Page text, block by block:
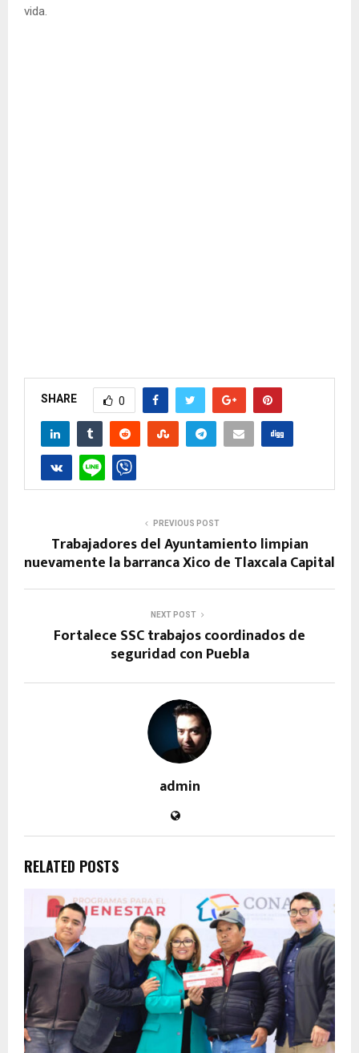
vida.
SHARE 0
PREVIOUS POST
Trabajadores del Ayuntamiento limpian
nuevamente la barranca Xico de Tlaxcala Capital
NEXT POST
Fortalece SSC trabajos coordinados de
seguridad con Puebla
admin
RELATED POSTS